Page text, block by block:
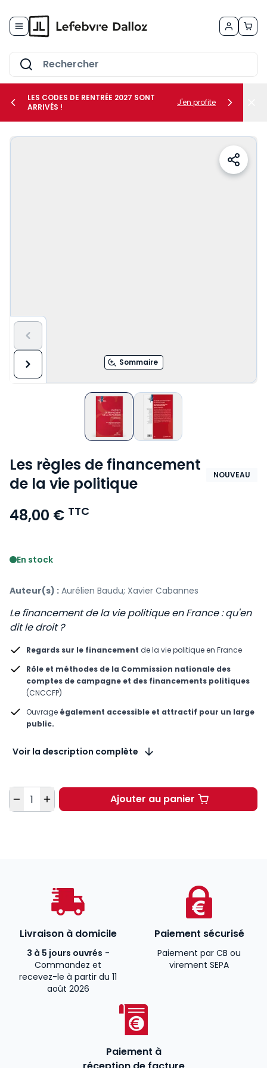
le sous-menu Vos métiers
LES CODES DE RENTRÉE 2027 SONT
ARRIVÉS !
J'en profite
Sommaire
Les règles de financement
de la vie politique
NOUVEAU
48,00 € TTC
En stock
Auteur(s) : Aurélien Baudu; Xavier Cabannes
Le financement de la vie politique en France : qu'en
dit le droit ?
Regards sur le financement de la vie politique en France
Rôle et méthodes de la Commission nationale des
comptes de campagne et des financements politiques
(CNCCFP)
Ouvrage également accessible et attractif pour un large
public.
Voir la description complète
Quantité Ajouter au panier
Les règles de
Livraison à domicile
3 à 5 jours ouvrés -
Commandez et
recevez-le à partir du 11
août 2026
Paiement sécurisé
Paiement par CB ou
virement SEPA
Paiement à